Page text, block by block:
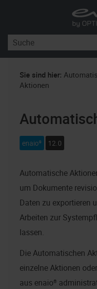
Skip
Sie sind hier:
Aktionen
enaio® 12.0
Automatische
um Dokumente
Daten zu exportieren
Arbeiten zur
lassen.
Die Automatischen
einzelne Aktionen
aus enaio®